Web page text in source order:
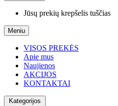
Jūsų prekių krepšelis tuščias
Meniu
VISOS PREKĖS
Apie mus
Naujienos
AKCIJOS
KONTAKTAI
Kategorijos